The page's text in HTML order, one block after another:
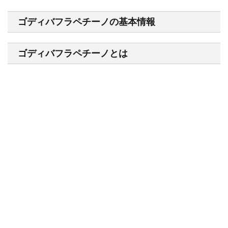
ゴディバフラペチーノの基本情報
ゴディバフラペチーノとは